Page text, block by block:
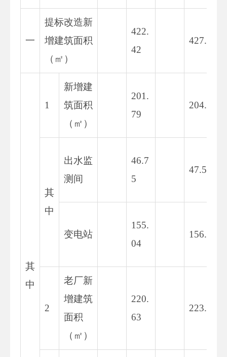
一
提标改造新
增建筑面积
（㎡）
422.
42
427.36
其
中
1
新增建
筑面积
（㎡）
201.
79
204.21
其
中
出水监
测间
46.7
5
47.54
变电站
155.
04
156.67
2
老厂新
增建筑
面积
（㎡）
220.
63
223.15